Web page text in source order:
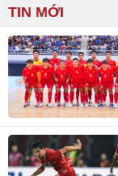
TIN MỚI